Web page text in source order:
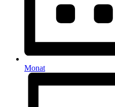
Monat